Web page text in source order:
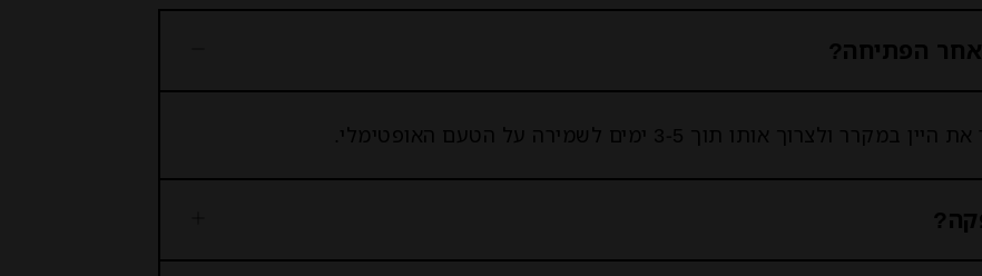
הפתיחה?
אותו תוך 3-5 ימים לשמירה על הטעם האופטימלי.